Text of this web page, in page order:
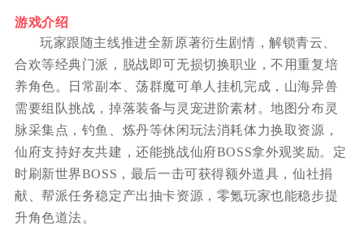
游戏介绍
玩家跟随主线推进全新原著衍生剧情，解锁青云、
合欢等经典门派，脱战即可无损切换职业，不用重复培
养角色。日常副本、荡群魔可单人挂机完成，山海异兽
需要组队挑战，掉落装备与灵宠进阶素材。地图分布灵
脉采集点，钓鱼、炼丹等休闲玩法消耗体力换取资源，
仙府支持好友共建，还能挑战仙府BOSS拿外观奖励。定
时刷新世界BOSS，最后一击可获得额外道具，仙社捐
献、帮派任务稳定产出抽卡资源，零氪玩家也能稳步提
升角色道法。